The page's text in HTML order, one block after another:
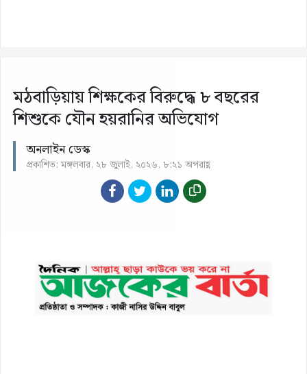
মঠবাড়িয়ায় শিক্ষকের বিরুদ্ধে ৮ বছরের
শিশুকে যৌন হয়রানির অভিযোগ
অনলাইন ডেস্ক
প্রকাশিত: মঙ্গলবার, ২৮ জুলাই, ২০২৬, ৮:২১ অপরাহ্ণ